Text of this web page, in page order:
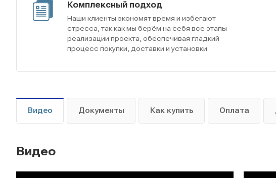
Комплексный подход
Наши клиенты экономят время и избегают
стресса, так как мы берём на себя все этапы
реализации проекта, обеспечивая гладкий
процесс покупки, доставки и установки
Видео Документы Как купить Оплата
Видео